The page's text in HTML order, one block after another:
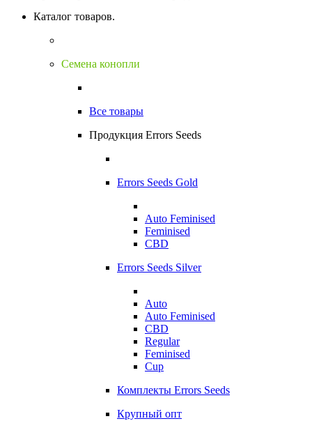
Каталог товаров.
Семена конопли
Все товары
Продукция Errors Seeds
Errors Seeds Gold
Auto Feminised
Feminised
CBD
Errors Seeds Silver
Auto
Auto Feminised
CBD
Regular
Feminised
Cup
Комплекты Errors Seeds
Крупный опт